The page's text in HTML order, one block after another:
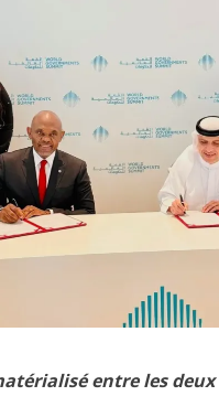
entre les